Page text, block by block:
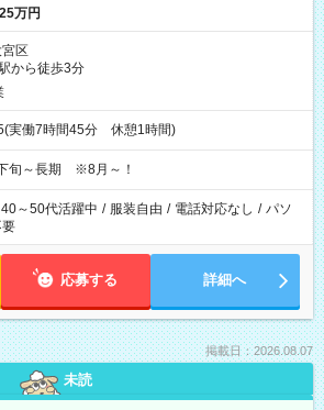
万円
区
から徒歩3分
実働7時間45分 休憩1時間)
旬～長期 ※8月～！
40～50代活躍中 / 服装自由 / 電話対応なし / パソ
要
応募する 詳細へ
掲載日：2026.08.07
未読